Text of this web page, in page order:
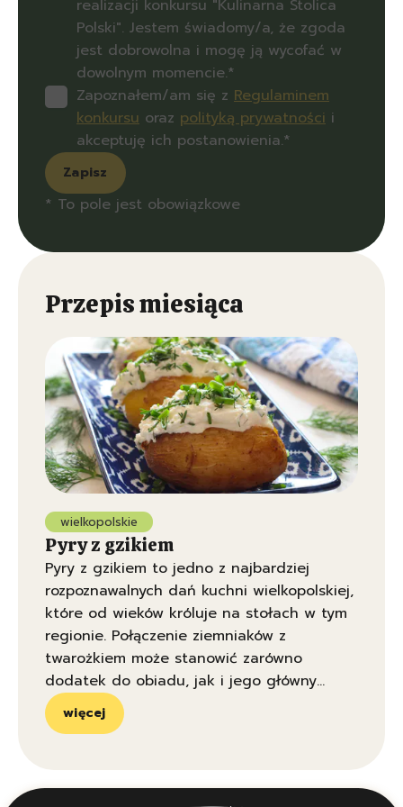
realizacji konkursu "Kulinarna Stolica
Polski". Jestem świadomy/a, że zgoda
jest dobrowolna i mogę ją wycofać w
dowolnym momencie.*
Zapoznałem/am się z Regulaminem
konkursu oraz polityką prywatności i
akceptuję ich postanowienia.*
Zapisz
* To pole jest obowiązkowe
Przepis miesiąca
wielkopolskie
Pyry z gzikiem
Pyry z gzikiem to jedno z najbardziej
rozpoznawalnych dań kuchni wielkopolskiej,
które od wieków króluje na stołach w tym
regionie. Połączenie ziemniaków z
twarożkiem może stanowić zarówno
dodatek do obiadu, jak i jego główny
element.
więcej